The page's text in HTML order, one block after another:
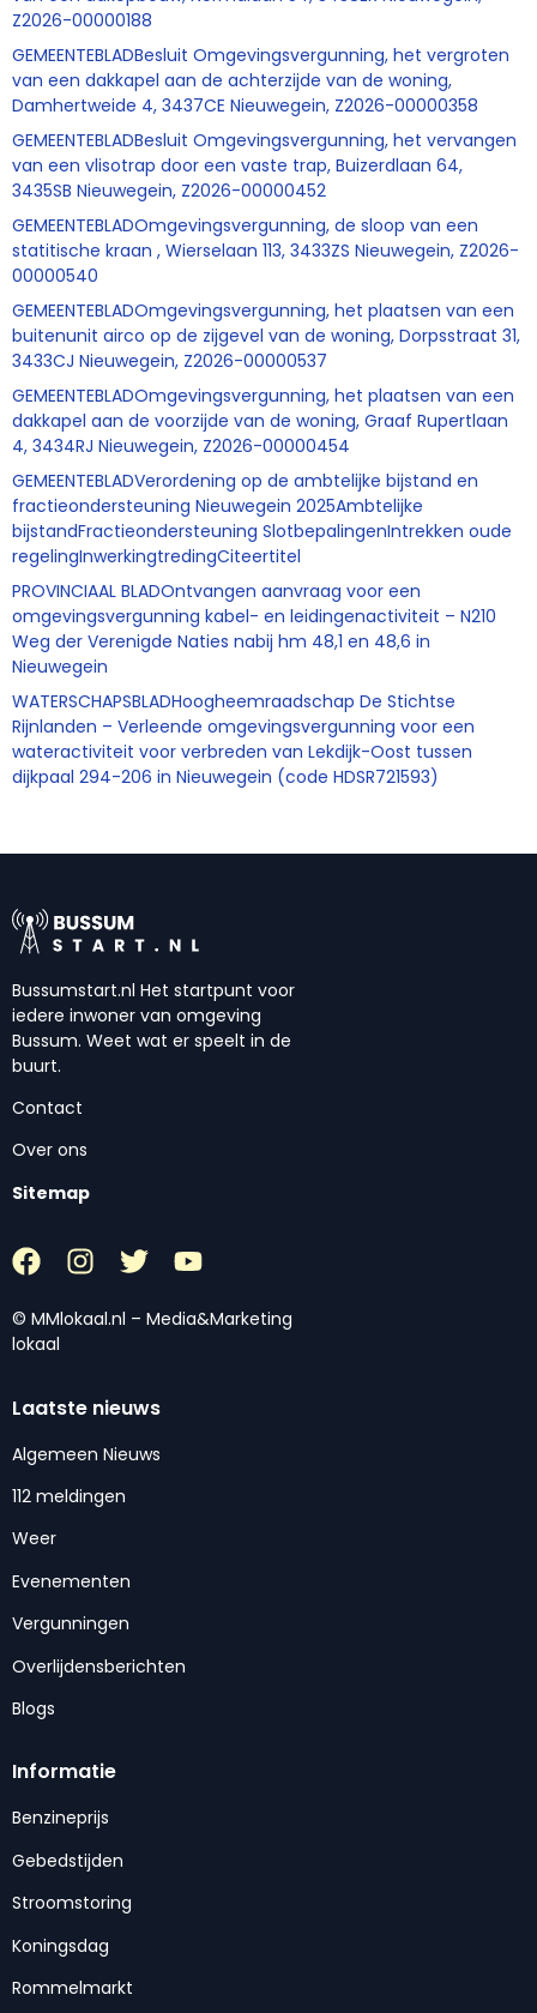
Z2026-00000188
GEMEENTEBLADBesluit Omgevingsvergunning, het vergroten
van een dakkapel aan de achterzijde van de woning,
Damhertweide 4, 3437CE Nieuwegein, Z2026-00000358
GEMEENTEBLADBesluit Omgevingsvergunning, het vervangen
van een vlisotrap door een vaste trap, Buizerdlaan 64,
3435SB Nieuwegein, Z2026-00000452
GEMEENTEBLADOmgevingsvergunning, de sloop van een
statitische kraan , Wierselaan 113, 3433ZS Nieuwegein, Z2026-
00000540
GEMEENTEBLADOmgevingsvergunning, het plaatsen van een
buitenunit airco op de zijgevel van de woning, Dorpsstraat 31,
3433CJ Nieuwegein, Z2026-00000537
GEMEENTEBLADOmgevingsvergunning, het plaatsen van een
dakkapel aan de voorzijde van de woning, Graaf Rupertlaan
4, 3434RJ Nieuwegein, Z2026-00000454
GEMEENTEBLADVerordening op de ambtelijke bijstand en
fractieondersteuning Nieuwegein 2025Ambtelijke
bijstandFractieondersteuning SlotbepalingenIntrekken oude
regelingInwerkingtredingCiteertitel
PROVINCIAAL BLADOntvangen aanvraag voor een
omgevingsvergunning kabel- en leidingenactiviteit – N210
Weg der Verenigde Naties nabij hm 48,1 en 48,6 in
Nieuwegein
WATERSCHAPSBLADHoogheemraadschap De Stichtse
Rijnlanden – Verleende omgevingsvergunning voor een
wateractiviteit voor verbreden van Lekdijk-Oost tussen
dijkpaal 294-206 in Nieuwegein (code HDSR721593)
Bussumstart.nl Het startpunt voor
iedere inwoner van omgeving
Bussum. Weet wat er speelt in de
buurt.
Contact
Over ons
Sitemap
© MMlokaal.nl – Media&Marketing
lokaal
Laatste nieuws
Algemeen Nieuws
112 meldingen
Weer
Evenementen
Vergunningen
Overlijdensberichten
Blogs
Informatie
Benzineprijs
Gebedstijden
Stroomstoring
Koningsdag
Rommelmarkt